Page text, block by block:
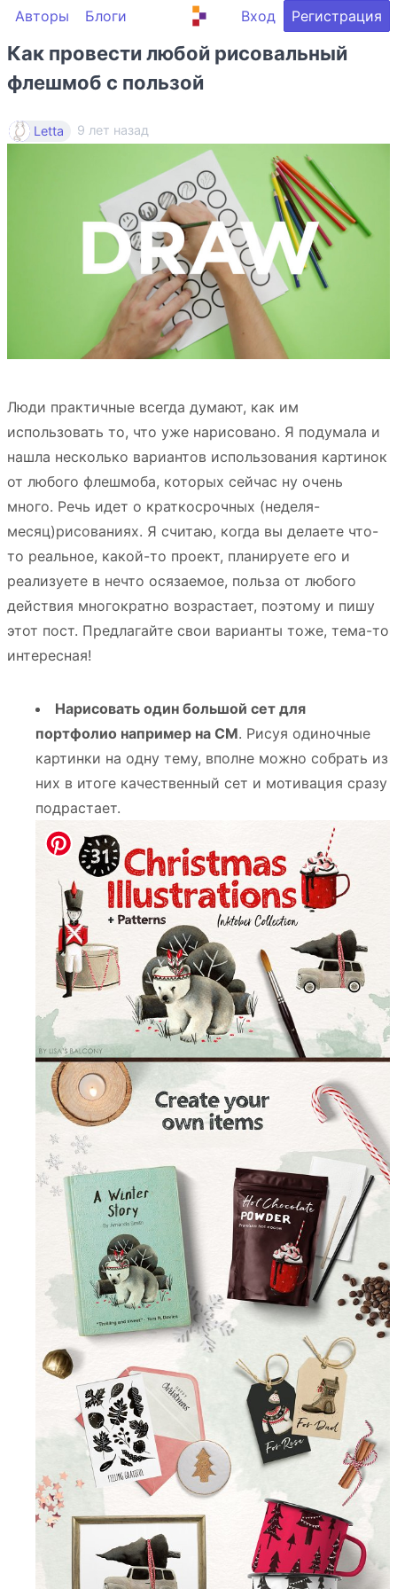
Авторы Блоги Вход Регистрация
Как провести любой рисовальный
флешмоб с пользой
Letta 9 лет назад
Люди практичные всегда думают, как им
использовать то, что уже нарисовано. Я подумала и
нашла несколько вариантов использования картинок
от любого флешмоба, которых сейчас ну очень
много. Речь идет о краткосрочных (неделя-
месяц)рисованиях. Я считаю, когда вы делаете что-
то реальное, какой-то проект, планируете его и
реализуете в нечто осязаемое, польза от любого
действия многократно возрастает, поэтому и пишу
этот пост. Предлагайте свои варианты тоже, тема-то
интересная!
Нарисовать один большой сет для
портфолио например на CM. Рисуя одиночные
картинки на одну тему, вполне можно собрать из
них в итоге качественный сет и мотивация сразу
подрастает.